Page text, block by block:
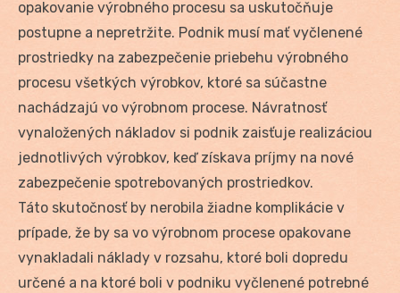
opakovanie výrobného procesu sa uskutočňuje
postupne a nepretržite. Podnik musí mať vyčlenené
prostriedky na zabezpečenie priebehu výrobného
procesu všetkých výrobkov, ktoré sa súčastne
nachádzajú vo výrobnom procese. Návratnosť
vynaložených nákladov si podnik zaisťuje realizáciou
jednotlivých výrobkov, keď získava príjmy na nové
zabezpečenie spotrebovaných prostriedkov.
Táto skutočnosť by nerobila žiadne komplikácie v
prípade, že by sa vo výrobnom procese opakovane
vynakladali náklady v rozsahu, ktoré boli dopredu
určené a na ktoré boli v podniku vyčlenené potrebné